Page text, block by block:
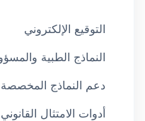
التوقيع الإلكتروني
النماذج الطبية
دعم النماذج المخصصة
أدوات الامتثال القانوني